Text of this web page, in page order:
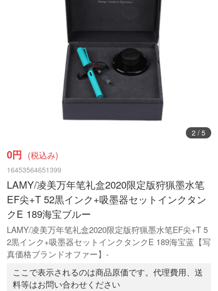
3/ 5
0円 (税込み)
16453564651399
LAMY/凌美万年笔礼盒2020限定版狩猟墨水笔
EF尖+T 52黒インク+吸墨器セットインクタン
クE 189海宝ブルー
LAMY/凌美万年笔礼盒2020限定版狩猟墨水笔EF尖+T 5
2黒インク+吸墨器セットインクタンクE 189海宝蓝【写
真価格ブランドオファー】-
ここで表示されるのは商品原価です。代理費用、送
料等はお問い合わせください